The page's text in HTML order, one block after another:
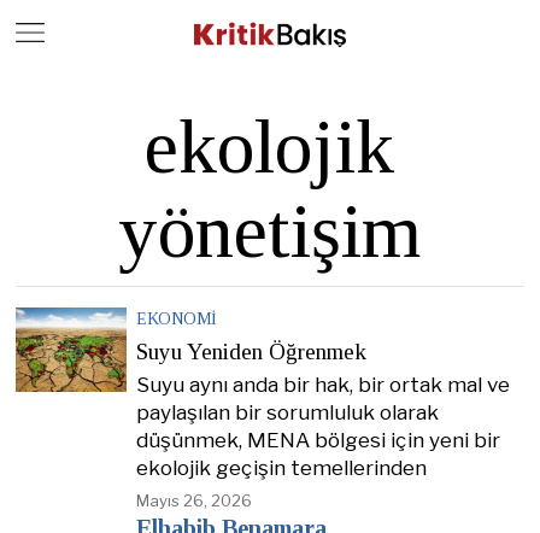
ekolojik
yönetişim
EKONOMI
Suyu Yeniden Öğrenmek
Suyu aynı anda bir hak, bir ortak mal ve
paylaşılan bir sorumluluk olarak
düşünmek, MENA bölgesi için yeni bir
ekolojik geçişin temellerinden
Mayıs 26, 2026